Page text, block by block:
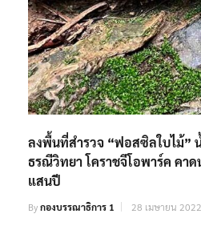
ลงพื้นที่สำรวจ “ฟอสซิลใบไม้”
ธรณีวิทยา โคราชจีโอพาร์ค คา
แสนปี
Byกองบรรณาธิการ 1 28 เมษายน 2022